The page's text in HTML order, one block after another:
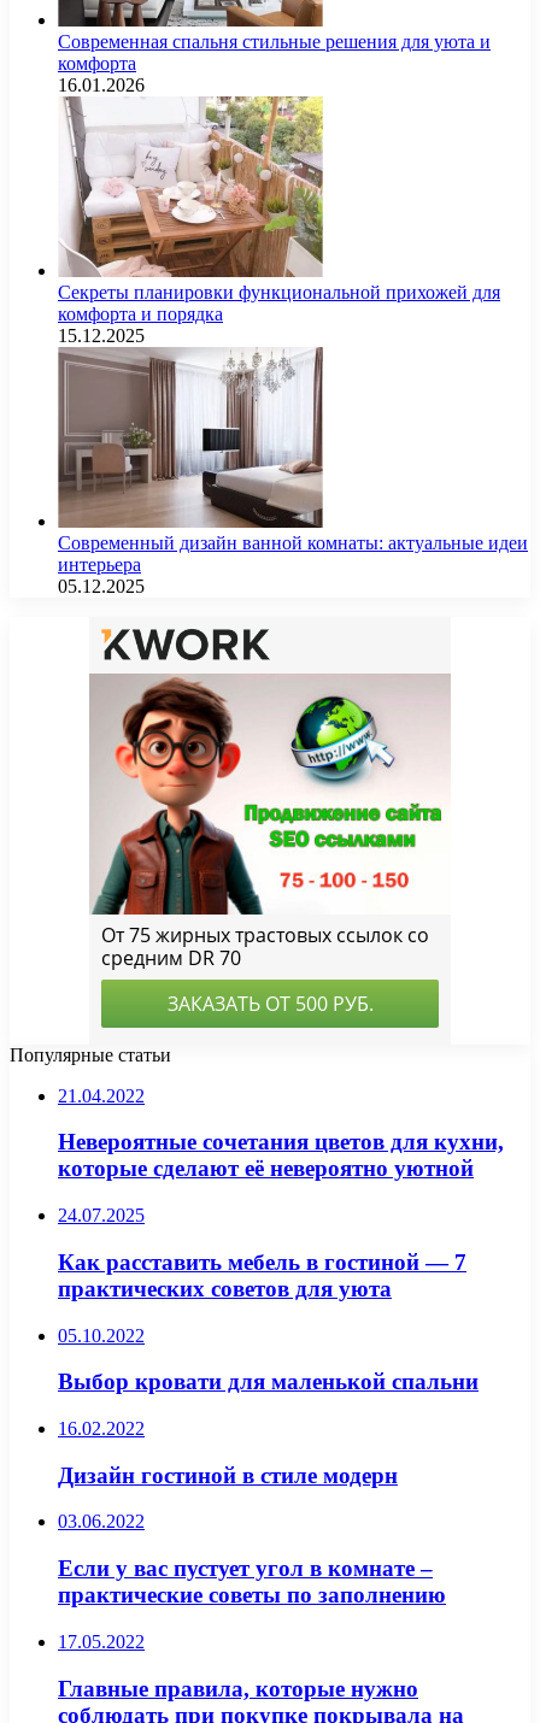
Современная спальня стильные решения для уюта и
комфорта
16.01.2026
Секреты планировки функциональной прихожей для
комфорта и порядка
15.12.2025
Современный дизайн ванной комнаты: актуальные идеи
интерьера
05.12.2025
Популярные статьи
21.04.2022
Невероятные сочетания цветов для кухни,
которые сделают её невероятно уютной
24.07.2025
Как расставить мебель в гостиной — 7
практических советов для уюта
05.10.2022
Выбор кровати для маленькой спальни
16.02.2022
Дизайн гостиной в стиле модерн
03.06.2022
Если у вас пустует угол в комнате –
практические советы по заполнению
17.05.2022
Главные правила, которые нужно
соблюдать при покупке покрывала на